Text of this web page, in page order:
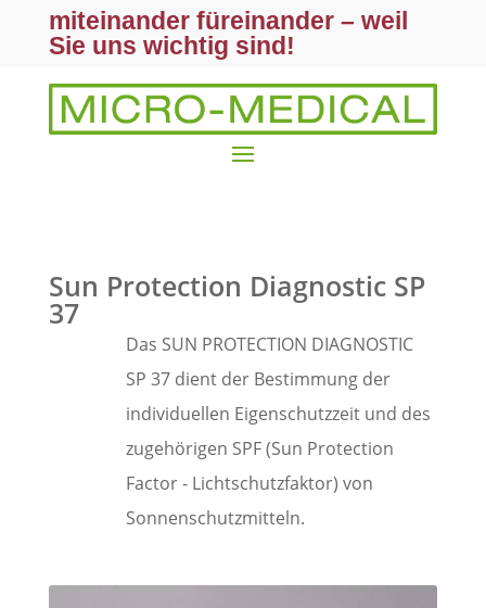
miteinander füreinander – weil
Sie uns wichtig sind!
Sun Protection Diagnostic SP
37
Das SUN PROTECTION DIAGNOSTIC
SP 37 dient der Bestimmung der
individuellen Eigenschutzzeit und des
zugehörigen SPF (Sun Protection
Factor - Lichtschutzfaktor) von
Sonnenschutzmitteln.